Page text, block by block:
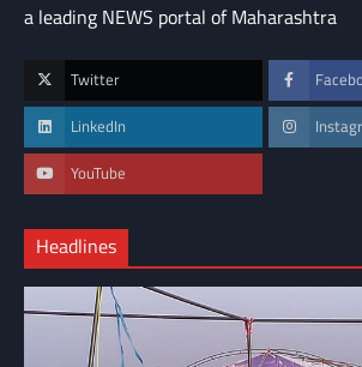
a leading NEWS portal of Maharashtra
Twitter
LinkedIn
YouTube
Headlines